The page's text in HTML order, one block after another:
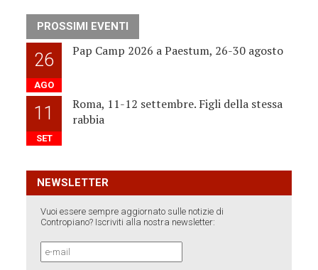
PROSSIMI EVENTI
26
AGO
Pap Camp 2026 a Paestum, 26-30 agosto
11
SET
Roma, 11-12 settembre. Figli della stessa
rabbia
NEWSLETTER
Vuoi essere sempre aggiornato sulle notizie di
Contropiano? Iscriviti alla nostra newsletter: